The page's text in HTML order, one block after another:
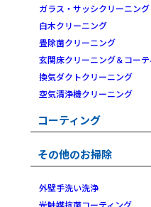
ガラス・サッシクリーニング
白木クリーニング
畳除菌クリーニング
玄関床クリーニング＆コー
換気ダクトクリーニング
空気清浄機クリーニング
コーティング
その他のお掃除
外壁手洗い洗浄
光触媒抗菌コーティング